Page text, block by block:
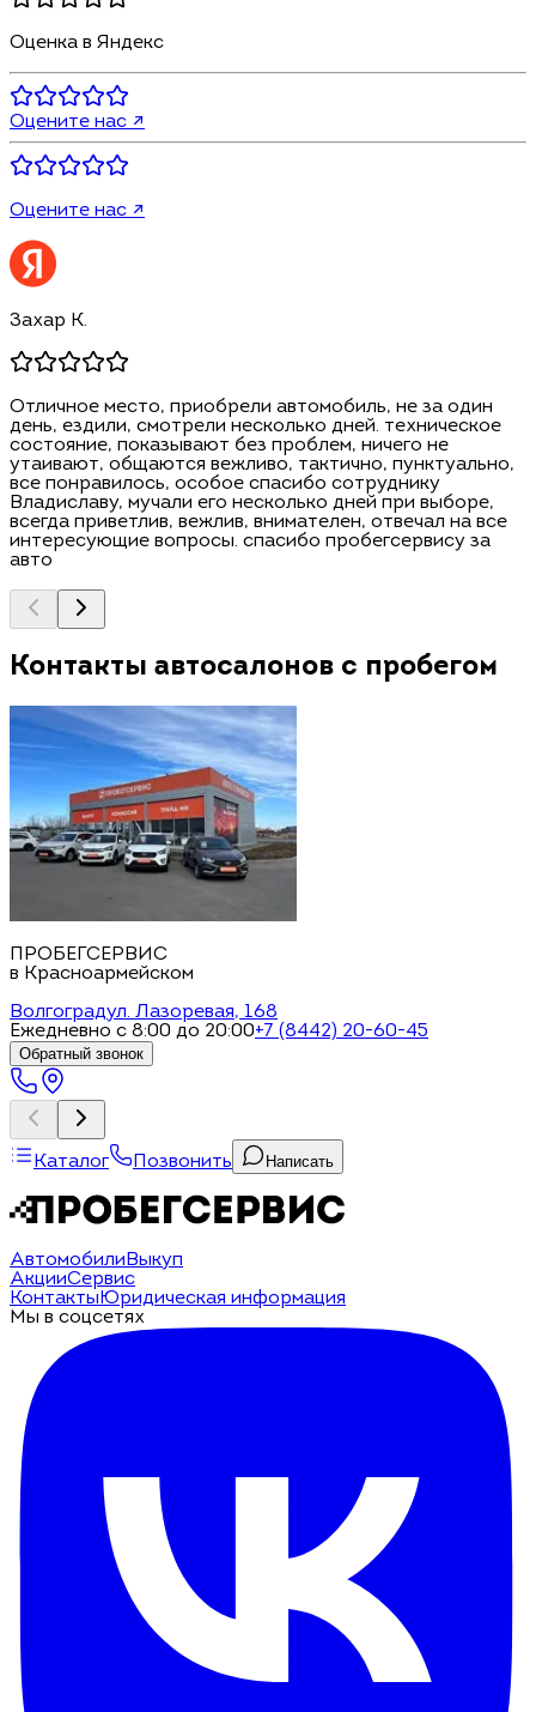
Оценка в Яндекс
Оцените нас ↗
Оцените нас ↗
Захар К.
Отличное место, приобрели автомобиль, не за один
день, ездили, смотрели несколько дней. техническое
состояние, показывают без проблем, ничего не
утаивают, общаются вежливо, тактично, пунктуально,
все понравилось, особое спасибо сотруднику
Владиславу, мучали его несколько дней при выборе,
всегда приветлив, вежлив, внимателен, отвечал на все
интересующие вопросы. спасибо пробегсервису за
авто
Контакты автосалонов с пробегом
ПРОБЕГСЕРВИС
в Красноармейском
Волгоградул. Лазоревая, 168
Ежедневно с 8:00 до 20:00+7 (8442) 20-60-45
Обратный звонок
Каталог Позвонить Написать
Автомобили Выкуп
АкцииСервис
Контакты Юридическая информация
Мы в соцсетях